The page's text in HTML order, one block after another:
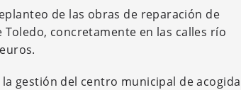
de las obras de reparación de
concretamente en las calles río
gestión del centro municipal de acogida